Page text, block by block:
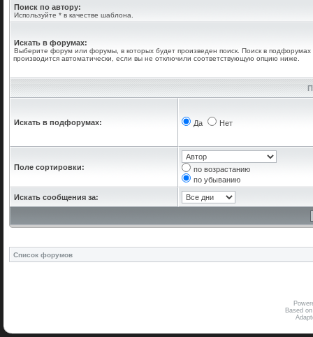
Поиск по автору:
Используйте * в качестве шаблона.
Искать в форумах:
Выберите форум или форумы, в которых будет произведен поиск. Поиск в подфорумах
производится автоматически, если вы не отключили соответствующую опцию ниже.
Искать в подфорумах: Да Нет
Поле сортировки:
по возрастанию
по убыванию
Искать сообщения за:
Список форумов
Based